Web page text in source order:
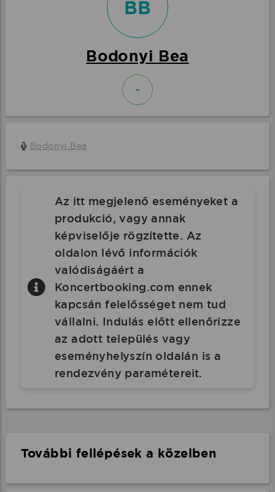
BB
Bodonyi Bea
-
Bodonyi Bea
Az itt megjelenő eseményeket a
produkció, vagy annak
képviselője rögzítette. Az
oldalon lévő információk
valódiságáért a
Koncertbooking.com ennek
kapcsán felelősséget nem tud
vállalni. Indulás előtt ellenőrizze
az adott település vagy
eseményhelyszín oldalán is a
rendezvény paramétereit.
További fellépések a közelben